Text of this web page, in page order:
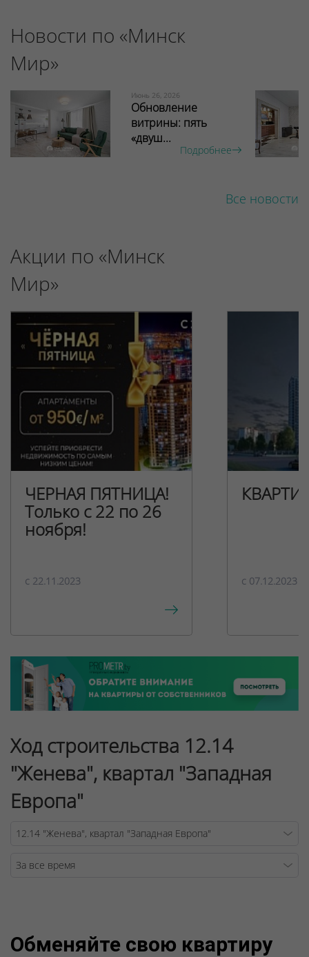
Новости по «Минск
Мир»
Июнь 26, 2026
Обновление
витрины: пять
«двуш...
Подробнее
Все новости
Акции по «Минск
Мир»
ЧЕРНАЯ ПЯТНИЦА!
Только с 22 по 26
ноября!
c 22.11.2023 c 07.12.2023
Ход строительства 12.14
"Женева", квартал "Западная
Европа"
Обменяйте свою квартиру